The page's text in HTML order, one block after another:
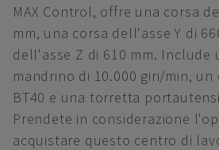
MAX Control, offre una corsa
mm, una corsa dell'asse Y di
dell'asse Z di 610 mm. Include
mandrino di 10.000 giri/min,
BT40 e una torretta
Prendete in considerazione
acquistare questo centro di